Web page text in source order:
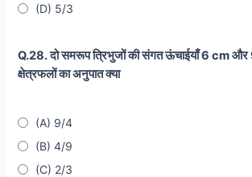
(D) 5/3
Q.28. दो समरूप त्रिभुजों की संगत ऊंचाईयाँ 6 cm
क्षेत्रफलों का अनुपात क्या
(A) 9/4
(B) 4/9
(C) 2/3